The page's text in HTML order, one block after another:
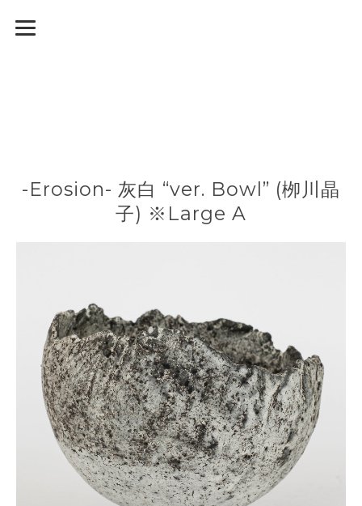
-Erosion- 灰白 “ver. Bowl” (栁川晶
子) ※Large A